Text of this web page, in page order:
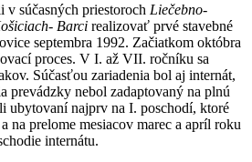
súčasných priestoroch Liečebno-
Barci realizovať prvé stavebné
septembra 1992. Začiatkom októbra
proces. V I. až VII. ročníku sa
Súčasťou zariadenia bol aj internát,
prevádzky nebol zadaptovaný na plnú
ubytovaní najprv na I. poschodí, ktoré
na prelome mesiacov marec a apríl roku
internátu.